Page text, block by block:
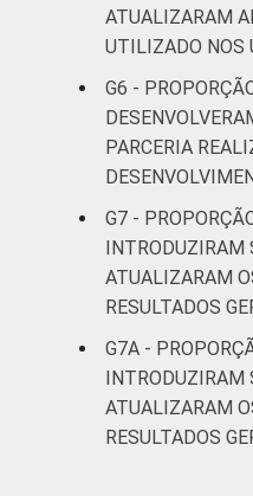
ATUALIZARAM
UTILIZADO NOS
G6 -
PARCERIA
G7 -
INTRODUZIRAM
ATUALIZARAM
RESULTADOS
G7A -
INTRODUZIRAM
ATUALIZARAM
RESULTADOS